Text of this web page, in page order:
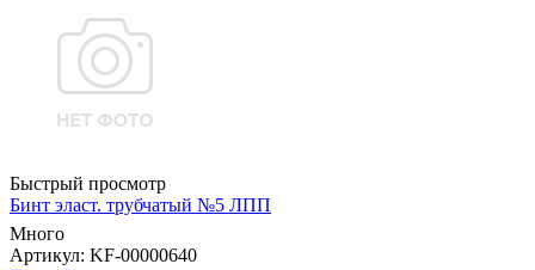
Быстрый просмотр
Бинт эласт. трубчатый №5 ЛПП
Много
Артикул: KF-00000640